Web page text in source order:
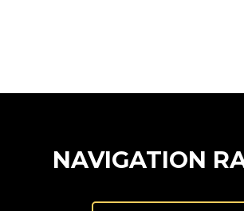
NAVIGATION